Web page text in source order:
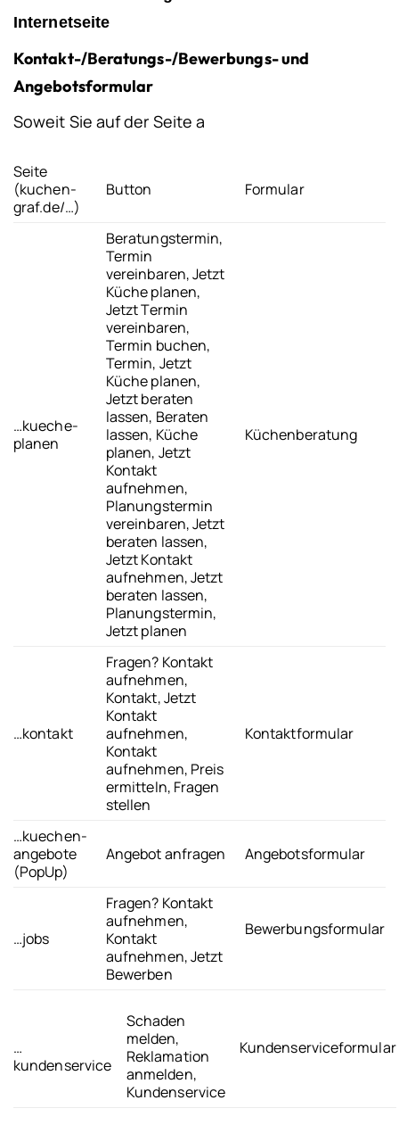
Internetseite
Kontakt-/Beratungs-/Bewerbungs- und
Angebotsformular
Soweit Sie auf der Seite a
Seite
(kuchen-
graf.de/…)
Button Formular
…kueche-
planen
Beratungstermin,
Termin
vereinbaren, Jetzt
Küche planen,
Jetzt Termin
vereinbaren,
Termin buchen,
Termin, Jetzt
Küche planen,
Jetzt beraten
lassen, Beraten
lassen, Küche
planen, Jetzt
Kontakt
aufnehmen,
Planungstermin
vereinbaren, Jetzt
beraten lassen,
Jetzt Kontakt
aufnehmen, Jetzt
beraten lassen,
Planungstermin,
Jetzt planen
Küchenberatung
…kontakt
Fragen? Kontakt
aufnehmen,
Kontakt, Jetzt
Kontakt
aufnehmen,
Kontakt
aufnehmen, Preis
ermitteln, Fragen
stellen
Kontaktformular
…kuechen-
angebote
(PopUp)
Angebot anfragen Angebotsformular
…jobs
Fragen? Kontakt
aufnehmen,
Kontakt
aufnehmen, Jetzt
Bewerben
Bewerbungsformular
…
kundenservice
Schaden
melden,
Reklamation
anmelden,
Kundenservice
Kundenserviceformular